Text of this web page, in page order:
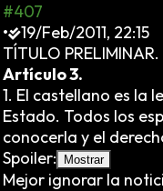
#407
•
19/Feb/2011, 22:15
TÍTULO PRELIMINAR.
Artículo 3.
1. El castellano es la
Estado. Todos los
conocerla y el
Spoiler:
Mejor ignorar la